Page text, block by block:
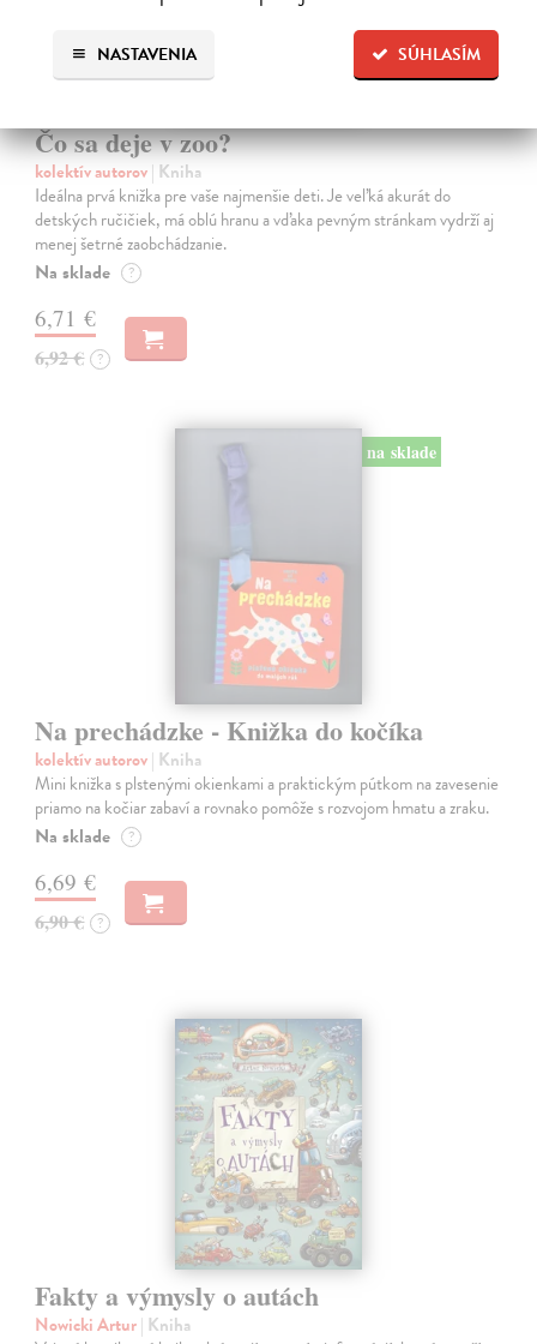
SÚHLASÍM
NASTAVENIA
Čo sa deje v zoo?
kolektív autorov| Kniha
Ideálna prvá knižka pre vaše najmenšie deti. Je veľká akurát do
detských ručičiek, má oblú hranu a vďaka pevným stránkam vydrží aj
menej šetrné zaobchádzanie.
Na sklade ?
6,71 €
6,92 € ?
na sklade
Na prechádzke - Knižka do kočíka
kolektív autorov| Kniha
Mini knižka s plstenými okienkami a praktickým pútkom na zavesenie
priamo na kočiar zabaví a rovnako pomôže s rozvojom hmatu a zraku.
Na sklade ?
6,69 €
6,90 € ?
Fakty a výmysly o autách
Nowicki Artur| Kniha